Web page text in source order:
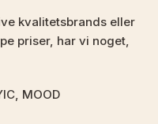
kvalitetsbrands eller
priser, har vi noget,
MOOD